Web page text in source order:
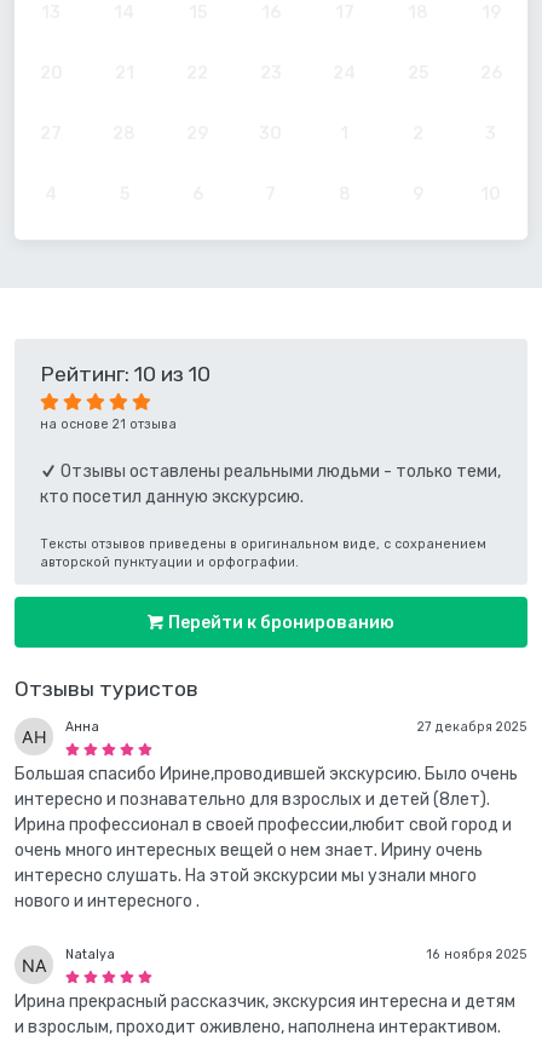
Отзывы туристов
27 декабря 2025
Анна
Большая спасибо Ирине,проводившей экскурсию. Было очень
интересно и познавательно для взрослых и детей (8лет).
Ирина профессионал в своей профессии,любит свой город и
очень много интересных вещей о нем знает. Ирину очень
интересно слушать. На этой экскурсии мы узнали много
нового и интересного .
16 ноября 2025
Natalya
Ирина прекрасный рассказчик, экскурсия интересна и детям
и взрослым, проходит оживлено, наполнена интерактивом.
Рейтинг: 10 из 10
на основе 21 отзыва
Отзывы оставлены реальными людьми - только теми,
кто посетил данную экскурсию.
Тексты отзывов приведены в оригинальном виде, с сохранением
авторской пунктуации и орфографии.
Перейти к бронированию